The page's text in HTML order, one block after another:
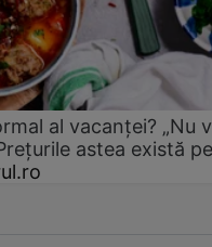
al vacanței? „Nu
astea există